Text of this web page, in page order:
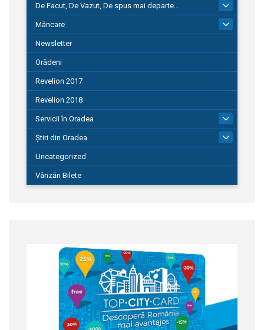
De Facut, De Vazut, De spus mai departe…
580
Mâncare
Newsletter
Orădeni
Revelion 2017
Revelion 2018
Servicii în Oradea
Știri din Oradea
Uncategorized
Vânzări Bilete